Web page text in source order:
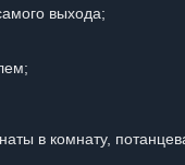
выхода;
в комнату,